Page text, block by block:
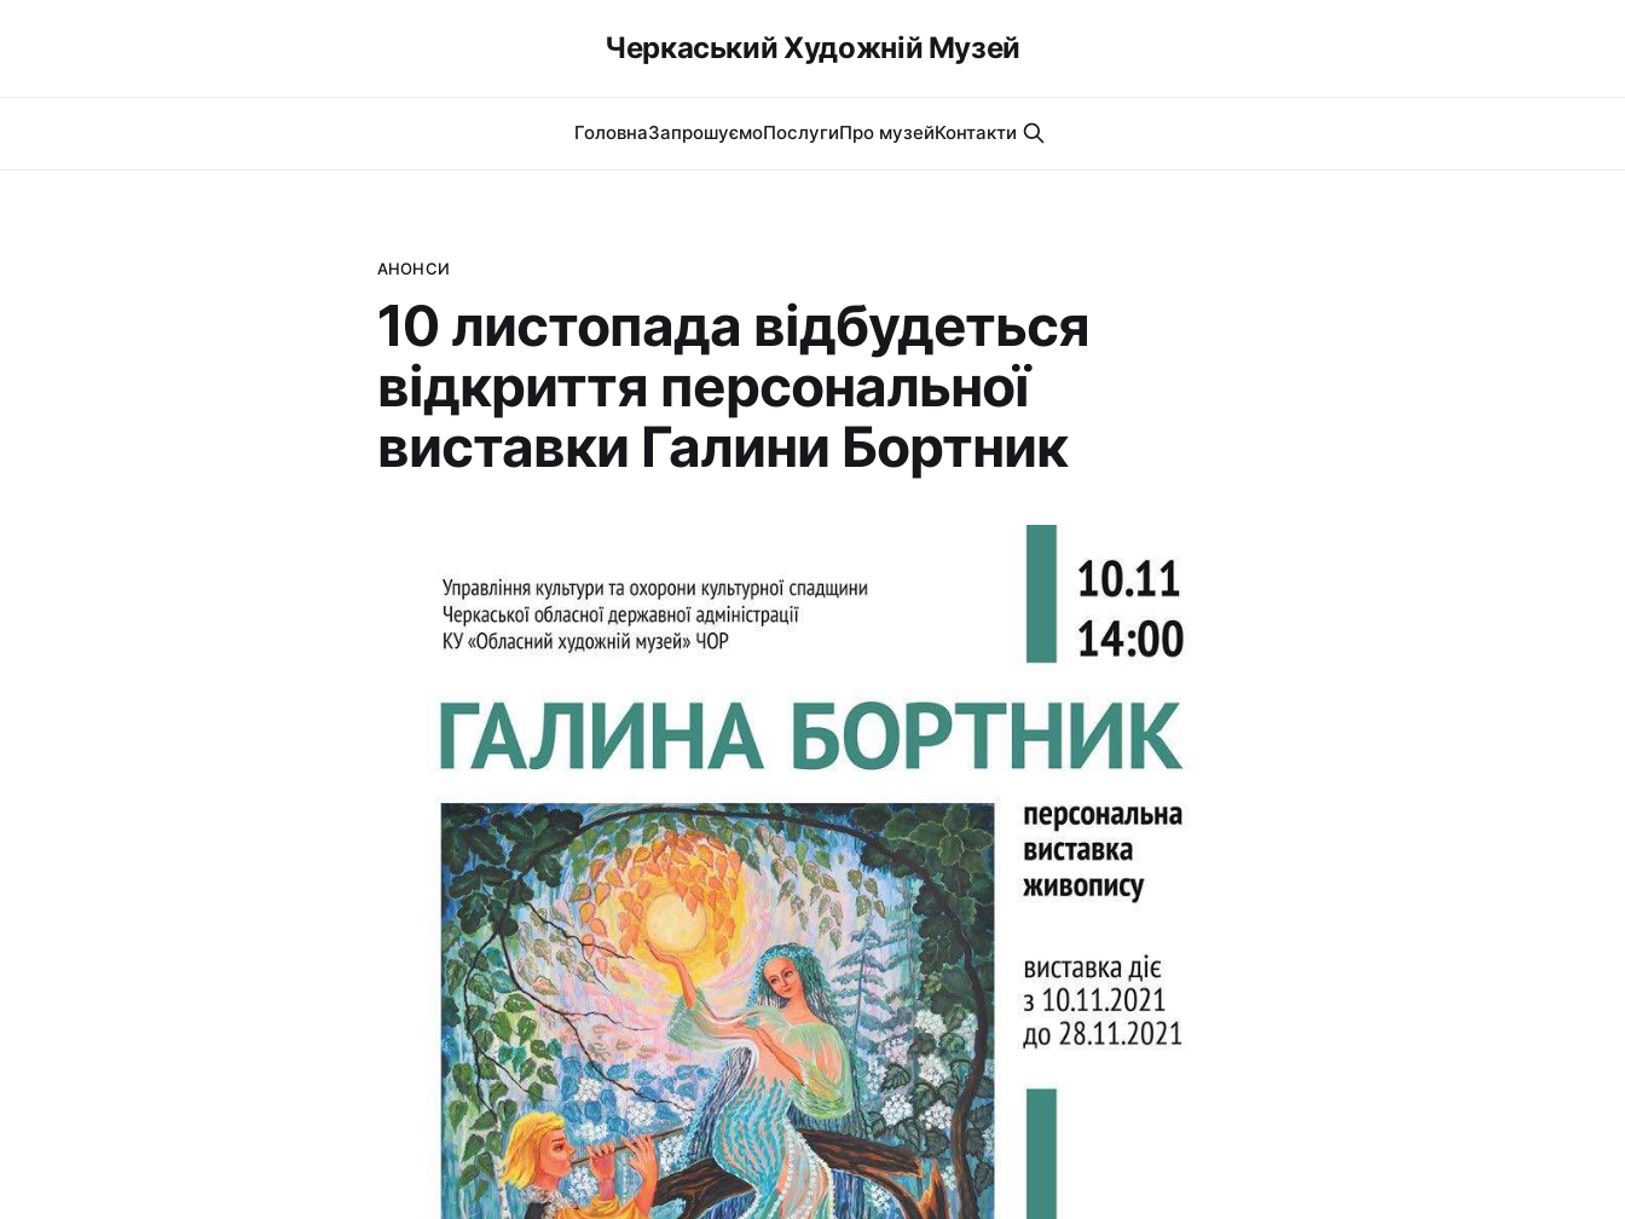
Черкаський Художній Музей
ГоловнаЗапрошуємоПослугиПро музейКонтакти
АНОНСИ
10 листопада відбудеться
відкриття персональної
виставки Галини Бортник